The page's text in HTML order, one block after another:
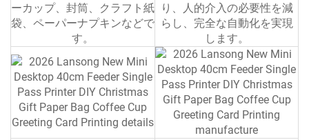
ーカップ、封筒、クラフト紙
袋、ペーパーナプキンなどで
す。
り、人的介入の必要性を減
らし、完全な自動化を実現
します。